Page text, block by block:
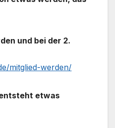
und bei der 2.
mitglied-werden/
etwas